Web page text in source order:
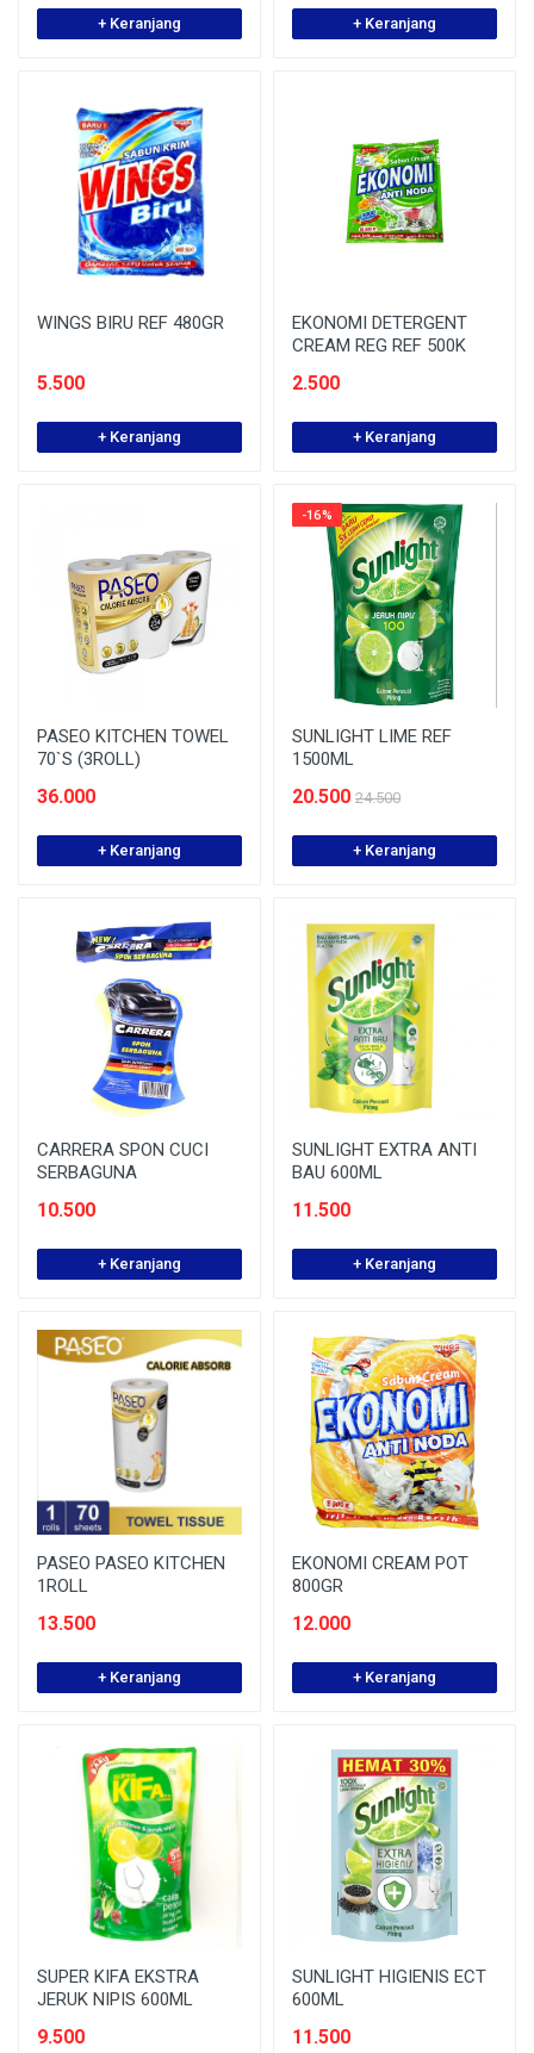
+ Keranjang + Keranjang
WINGS BIRU REF 480GR
5.500
+ Keranjang
EKONOMI DETERGENT
CREAM REG REF 500K
2.500
+ Keranjang
PASEO KITCHEN TOWEL
70`S (3ROLL)
36.000
+ Keranjang
-16%
SUNLIGHT LIME REF
1500ML
20.500 24.500
+ Keranjang
CARRERA SPON CUCI
SERBAGUNA
10.500
+ Keranjang
SUNLIGHT EXTRA ANTI
BAU 600ML
11.500
+ Keranjang
PASEO PASEO KITCHEN
1ROLL
13.500
+ Keranjang
EKONOMI CREAM POT
800GR
12.000
+ Keranjang
SUPER KIFA EKSTRA
JERUK NIPIS 600ML
9.500
SUNLIGHT HIGIENIS ECT
600ML
11.500